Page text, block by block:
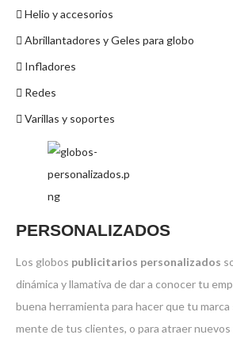
Helio y accesorios
Abrillantadores y Geles para globo
Infladores
Redes
Varillas y soportes
PERSONALIZADOS
Los globos publicitarios personalizados
dinámica y llamativa de dar a conocer tu
buena herramienta para hacer que tu marca
mente de tus clientes, o para atraer